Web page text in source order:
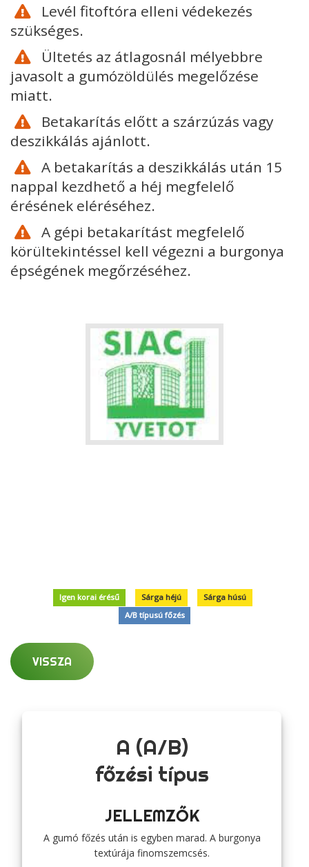
Levél fitoftóra elleni védekezés
szükséges.
Ültetés az átlagosnál mélyebbre
javasolt a gumózöldülés megelőzése
miatt.
Betakarítás előtt a szárzúzás vagy
deszikkálás ajánlott.
A betakarítás a deszikkálás után 15
nappal kezdhető a héj megfelelő
érésének eléréséhez.
A gépi betakarítást megfelelő
körültekintéssel kell végezni a burgonya
épségének megőrzéséhez.
Igen korai érésű Sárga héjú
Sárga húsú
A/B típusú főzés
VISSZA
A (A/B)
főzési típus
JELLEMZŐK
A gumó főzés után is egyben marad. A burgonya
textúrája finomszemcsés.